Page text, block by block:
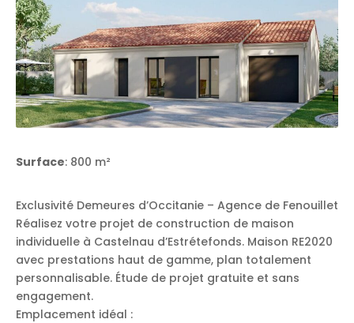
Surface: 800 m²
Exclusivité Demeures d’Occitanie – Agence de Fenouillet
Réalisez votre projet de construction de maison
individuelle à Castelnau d’Estrétefonds. Maison RE2020
avec prestations haut de gamme, plan totalement
personnalisable. Étude de projet gratuite et sans
engagement.
Emplacement idéal :